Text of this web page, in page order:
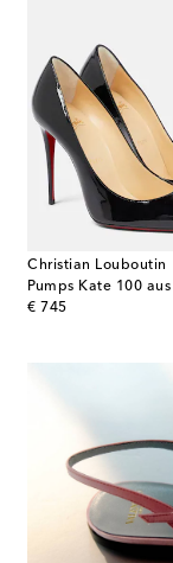
Christian Louboutin
Pumps Kate 100
€ 745
original price